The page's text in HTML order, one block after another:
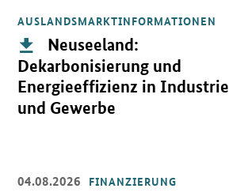
AUSLANDSMARKTINFORMATIONEN
Publikation:
Neuseeland:
Dekarbonisierung und
Energieeffizienz in Industrie
und Gewerbe
Öffnet PDF " Neuseeland:
04.08.2026 FINANZIERUNG
Öffnet Einzelsicht